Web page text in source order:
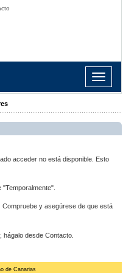
Toggle
navigation
acceder no está disponible. Esto
y asegúrese de que está
hágalo desde Contacto.
de Canarias